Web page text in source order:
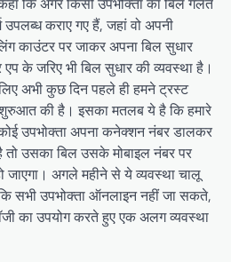
कराए गए हैं, जहां वो अपनी
काउंटर पर जाकर अपना बिल सुधार
के जरिए भी बिल सुधार की व्यवस्था है।
अभी कुछ दिन पहले ही हमने ट्रस्ट
शुरुआत की है। इसका मतलब ये है कि हमारे
उपभोक्ता अपना कनेक्शन नंबर डालकर
तो उसका बिल उसके मोबाइल नंबर पर
जाएगा। अगले महीने से ये व्यवस्था चालू
सभी उपभोक्ता ऑनलाइन नहीं जा सकते,
का उपयोग करते हुए एक अलग व्यवस्था